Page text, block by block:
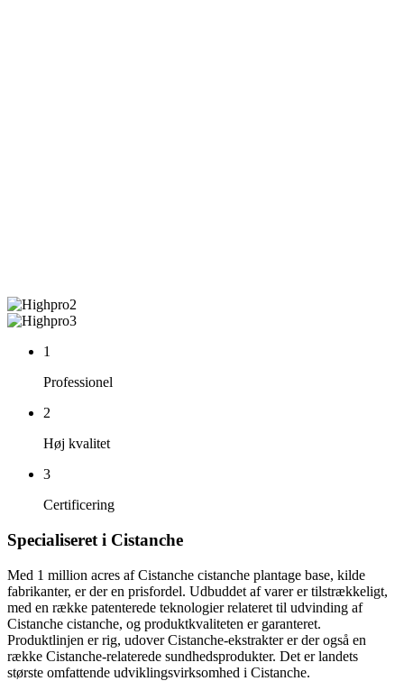
1
Professionel
2
Høj kvalitet
3
Certificering
Specialiseret i Cistanche
Med 1 million acres af Cistanche cistanche plantage base, kilde
fabrikanter, er der en prisfordel. Udbuddet af varer er tilstrækkeligt,
med en række patenterede teknologier relateret til udvinding af
Cistanche cistanche, og produktkvaliteten er garanteret.
Produktlinjen er rig, udover Cistanche-ekstrakter er der også en
række Cistanche-relaterede sundhedsprodukter. Det er landets
største omfattende udviklingsvirksomhed i Cistanche.